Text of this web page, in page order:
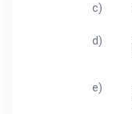
c)
d)
e)